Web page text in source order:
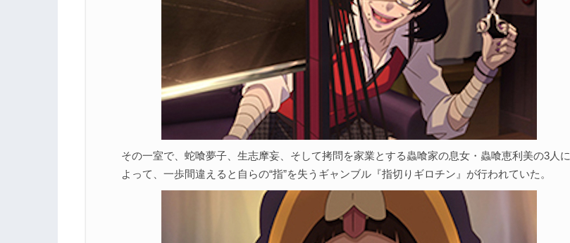
その一室で、蛇喰夢子、生志摩妄、そして拷問を家業とする蟲喰家の息女・蟲喰恵利美の3人に
よって、一歩間違えると自らの“指”を失うギャンブル『指切りギロチン』が行われていた。